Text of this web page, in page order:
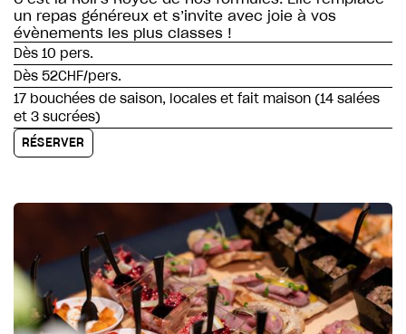
un repas généreux et s’invite avec joie à vos
évènements les plus classes !
Dès 10 pers.
Dès 52CHF/pers.
17 bouchées de saison, locales et fait maison (14 salées
et 3 sucrées)
RÉSERVER